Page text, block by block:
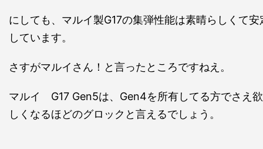
にしても、マルイ製G17の集弾性能は素晴らしくて安
しています。
さすがマルイさん！と言ったところですねえ。
マルイ G17 Gen5は、Gen4を所有してる方でさえ欲
しくなるほどのグロックと言えるでしょう。